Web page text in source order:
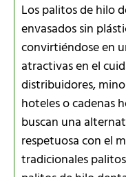
Los palitos de hilo
envasados sin
convirtiéndose en
atractivas en el
distribuidores,
hoteles o cadenas
buscan una
respetuosa con el
tradicionales